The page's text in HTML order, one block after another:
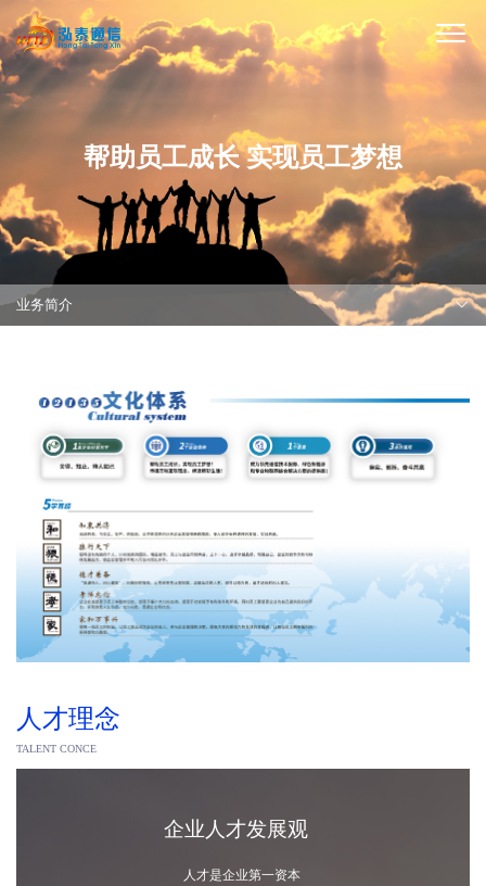
帮助员工成长 实现员工梦想
业务简介
人才理念
TALENT CONCE
企业人才发展观
人才是企业第一资本